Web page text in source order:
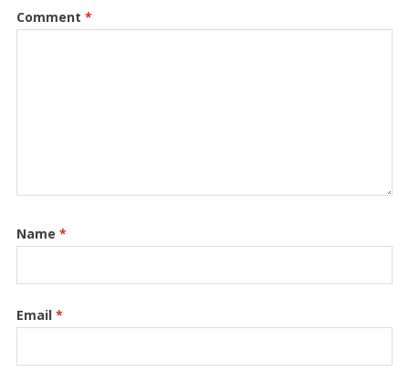
Comment *
Name *
Email *